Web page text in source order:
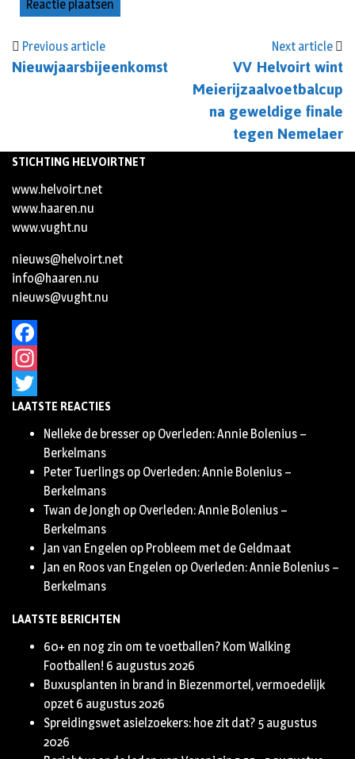
Previous article
Nieuwjaarsbijeenkomst
Next article
VV Helvoirt wint
Meierijzaalvoetbalcup
na geweldige finale
tegen Nemelaer
STICHTING HELVOIRTNET
www.helvoirt.net
www.haaren.nu
www.vught.nu
nieuws@helvoirt.net
info@haaren.nu
nieuws@vught.nu
Facebook
Instagram
Twitter
LAATSTE REACTIES
Nelleke de bresser op Overleden: Annie Bolenius –
Berkelmans
Peter Tuerlings op Overleden: Annie Bolenius –
Berkelmans
Twan de Jongh op Overleden: Annie Bolenius –
Berkelmans
Jan van Engelen op Probleem met de Geldmaat
Jan en Roos van Engelen op Overleden: Annie Bolenius –
Berkelmans
LAATSTE BERICHTEN
60+ en nog zin om te voetballen? Kom Walking
Footballen! 6 augustus 2026
Buxusplanten in brand in Biezenmortel, vermoedelijk
opzet 6 augustus 2026
Spreidingswet asielzoekers: hoe zit dat? 5 augustus
2026